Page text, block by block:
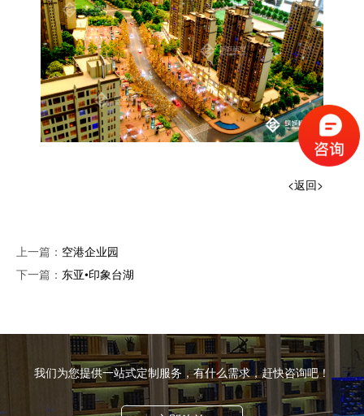
<返回>
上一篇： 空港企业园
下一篇： 东亚•印象台湖
我们为您提供一站式定制服务，有什么需求，赶快咨询吧！